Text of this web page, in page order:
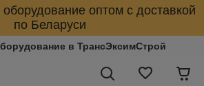
оптом с доставкой
по Беларуси
в ТрансЭксимСтрой